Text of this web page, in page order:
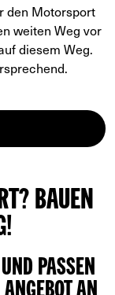
den Motorsport
weiten Weg vor
diesem Weg.
BAUEN
PASSEN